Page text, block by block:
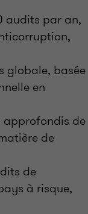
audits par an,
globale, basée
en
approfondis de
de
de
à risque,